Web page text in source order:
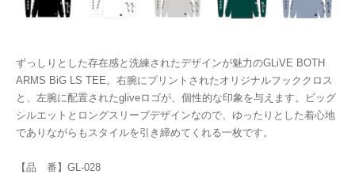
ずっしりとした存在感と洗練されたデザインが魅力のGLiVE BOTH
ARMS BiG LS TEE。右腕にプリントされたオリジナルフッククロス
と、左腕に配置されたgliveロゴが、個性的な印象を与えます。ビッグ
シルエットとロングスリーブデザインなので、ゆったりとした着心地
でありながらもスタイルを引き締めてくれる一枚です。
【品 番】GL-028